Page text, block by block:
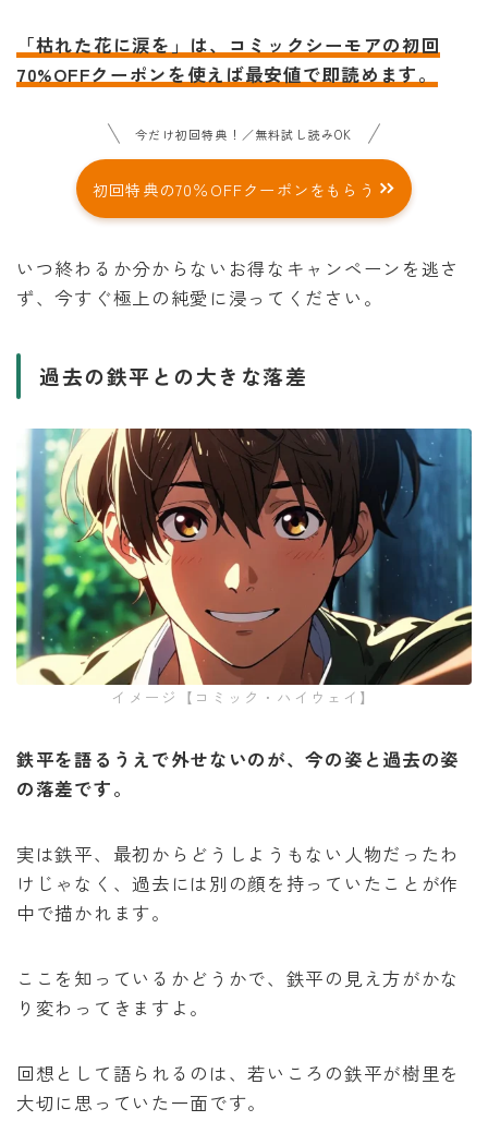
「枯れた花に涙を」は、コミックシーモアの初回
70%OFFクーポンを使えば最安値で即読めます。
今だけ初回特典！／無料試し読みOK
初回特典の70％OFFクーポンをもらう
いつ終わるか分からないお得なキャンペーンを逃さ
ず、今すぐ極上の純愛に浸ってください。
過去の鉄平との大きな落差
イメージ【コミック・ハイウェイ】
鉄平を語るうえで外せないのが、今の姿と過去の姿
の落差です。
実は鉄平、最初からどうしようもない人物だったわ
けじゃなく、過去には別の顔を持っていたことが作
中で描かれます。
ここを知っているかどうかで、鉄平の見え方がかな
り変わってきますよ。
回想として語られるのは、若いころの鉄平が樹里を
大切に思っていた一面です。